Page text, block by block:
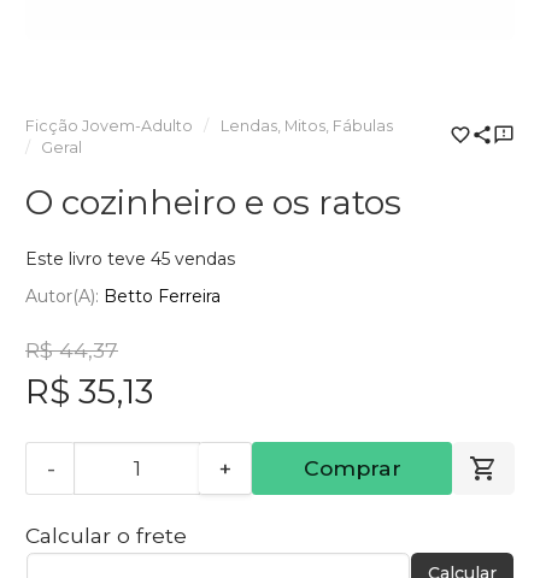
Ficção Jovem-Adulto
Lendas, Mitos, Fábulas
Geral
O cozinheiro e os ratos
Este livro teve 45 vendas
Autor(a): Betto Ferreira
R$ 44,37
R$ 35,13
- + Comprar
Calcular o frete
Calcular